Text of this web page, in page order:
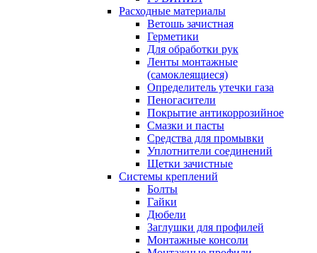
Расходные материалы
Ветошь зачистная
Герметики
Для обработки рук
Ленты монтажные
(самоклеящиеся)
Определитель утечки газа
Пеногасители
Покрытие антикоррозийное
Смазки и пасты
Средства для промывки
Уплотнители соединений
Щетки зачистные
Системы креплений
Болты
Гайки
Дюбели
Заглушки для профилей
Монтажные консоли